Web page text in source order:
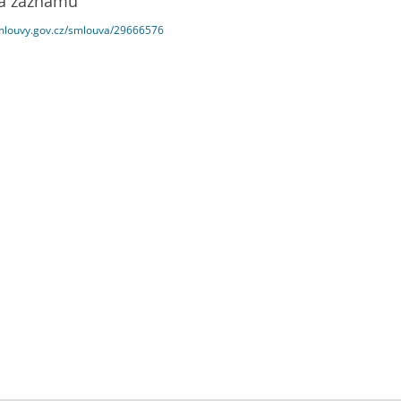
smlouva/29666576